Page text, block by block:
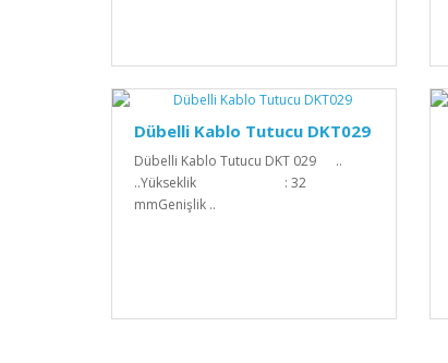
Dübelli Kablo Tutucu DKT029
Dübelli Kablo Tutucu DKT 029 ..
..Yükseklik : 32
mmGenişlik ..